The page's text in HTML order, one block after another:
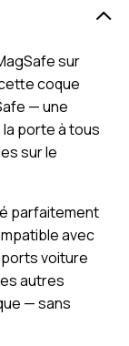
sur
coque
— une
porte à tous
sur le
parfaitement
avec
voiture
autres
— sans